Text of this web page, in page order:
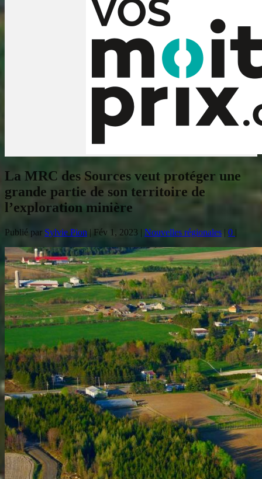
La MRC des Sources veut protéger une
grande partie de son territoire de
l’exploration minière
Publié par Sylvie Pion | Fév 1, 2023 | Nouvelles régionales | 0 |